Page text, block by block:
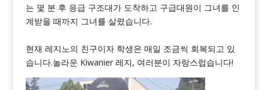
는 몇 분 후 응급 구조대가 도착하고 구급대원이 그녀를 인
계받을 때까지 그녀를 살렸습니다.
현재 레지노의 친구이자 학생은 매일 조금씩 회복되고 있
습니다.놀라운 Kiwanier 레지, 여러분이 자랑스럽습니다!